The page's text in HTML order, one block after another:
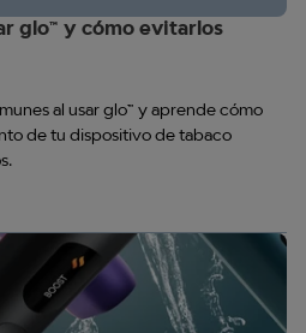
glo™ y cómo evitarlos
al usar glo™ y aprende cómo
de tu dispositivo de tabaco